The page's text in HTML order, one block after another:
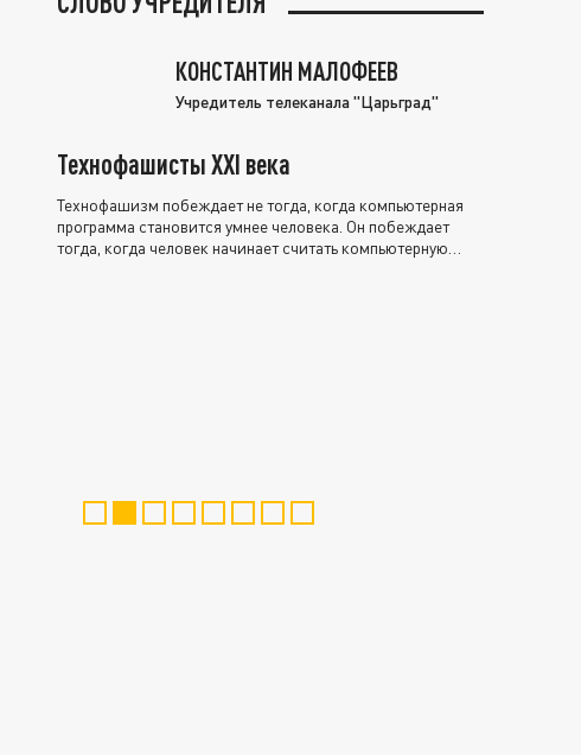
КОНСТАНТИН МАЛОФЕЕВ
Учредитель телеканала "Царьград"
Технофашисты XXI века
Технофашизм побеждает не тогда, когда компьютерная
программа становится умнее человека. Он побеждает
тогда, когда человек начинает считать компьютерную